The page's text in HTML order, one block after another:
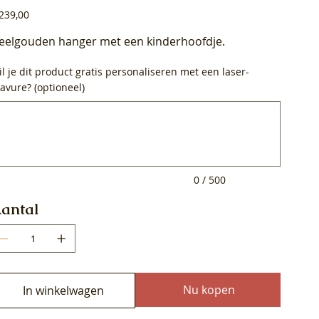
hanger met een kinderhoofdje.
je dit product gratis personaliseren met een laser-
(optioneel)
0 / 500
In winkelwagen Nu kopen